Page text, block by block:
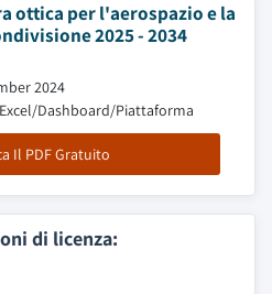
ottica per l'aerospazio e la
2025 - 2034
2024
Dashboard/Piattaforma
Il PDF Gratuito
di licenza: